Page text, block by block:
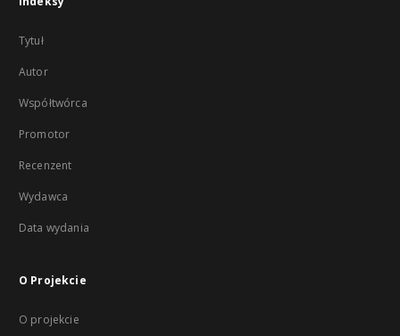
Tytuł
Autor
Współtwórca
Promotor
Recenzent
Wydawca
Data wydania
O Projekcie
O projekcie